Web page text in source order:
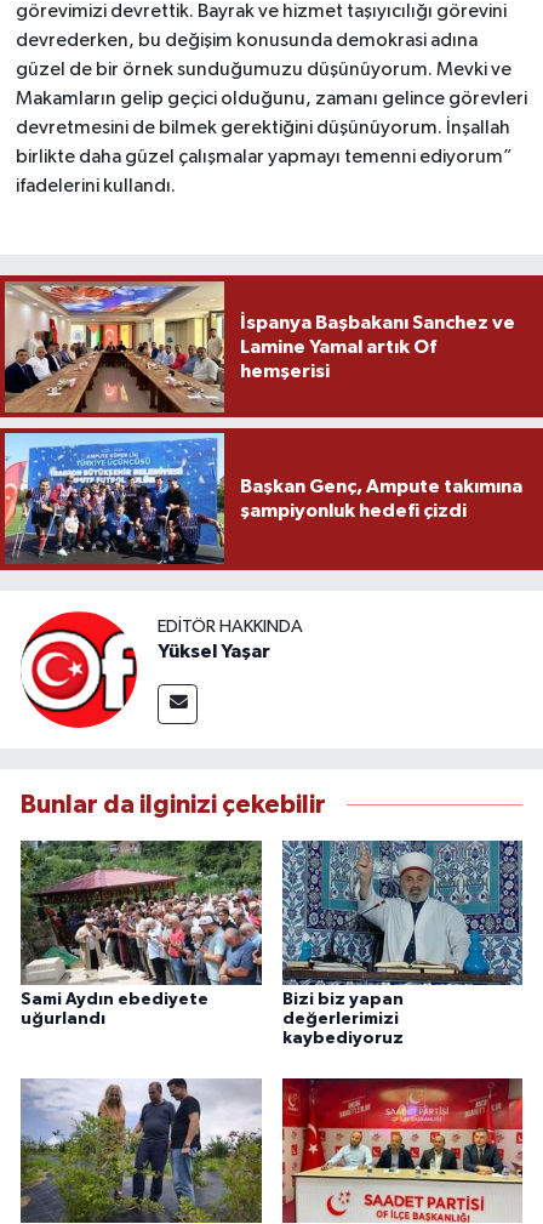
görevimizi devrettik. Bayrak ve hizmet taşıyıcılığı görevini
devrederken, bu değişim konusunda demokrasi adına
güzel de bir örnek sunduğumuzu düşünüyorum. Mevki ve
Makamların gelip geçici olduğunu, zamanı gelince görevleri
devretmesini de bilmek gerektiğini düşünüyorum. İnşallah
birlikte daha güzel çalışmalar yapmayı temenni ediyorum”
ifadelerini kullandı.
İspanya Başbakanı Sanchez ve
Lamine Yamal artık Of
hemşerisi
Başkan Genç, Ampute takımına
şampiyonluk hedefi çizdi
EDITÖR HAKKINDA
Yüksel Yaşar
Bunlar da ilginizi çekebilir
Sami Aydın ebediyete
uğurlandı
Bizi biz yapan
değerlerimizi
kaybediyoruz